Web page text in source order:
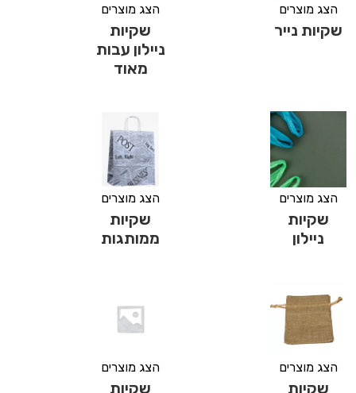
הצג מוצרים
שקיות נייר
הצג מוצרים
שקיות
ניילון עבות
מאוד
הצג מוצרים
שקיות
ניילון
הצג מוצרים
שקיות
ממותגות
הצג מוצרים
שקיות
הצג מוצרים
שקיות